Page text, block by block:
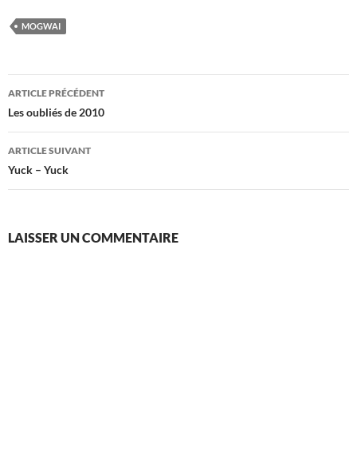
MOGWAI
Navigation
des
articles
ARTICLE PRÉCÉDENT
Les oubliés de 2010
ARTICLE SUIVANT
Yuck – Yuck
LAISSER UN COMMENTAIRE